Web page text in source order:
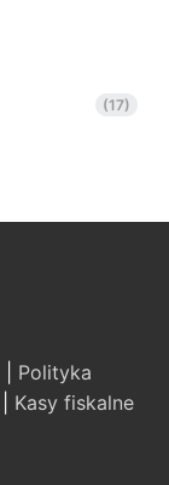
(17)
Polityka
Kasy fiskalne